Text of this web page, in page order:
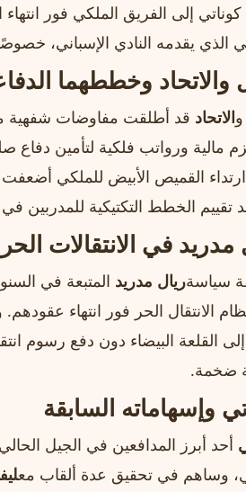
إلى الفريق الملكي فور انتهاء
الذي يقدمه النادي الإسباني،
والاتحاد وخططهما
والاتحاد قد أطلقت مفاوضات شفهية
مالية ورواتب فلكية لتأمين
القميص الأبيض للملكي
تقييم الخطط التكتيكية
في الانتقالات
سياسةريال مدريد المتبعة في
الانتقال الحر فور انتهاء
إلى القلعة البيضاء دون دفع رسوم
ضخمة.
وإسهاماته السابقة
أحد أبرز المدافعين في الجيل
وساهم في تحقيق عدة ألقاب مع